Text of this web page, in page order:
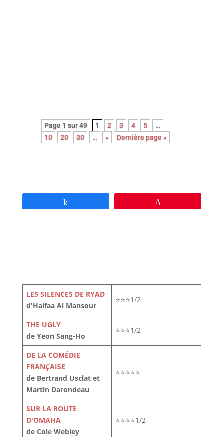
Page 1 sur 49 1 2 3 4 5
…
10
20 30 … » Dernière page »
LES SILENCES DE RYAD
d'Haifaa Al Mansour
⭐⭐⭐1/2
THE UGLY
de Yeon Sang-Ho
⭐⭐⭐1/2
DE LA COMÉDIE
FRANÇAISE
de Bertrand Usclat et
Martin Darondeau
⭐⭐⭐⭐⭐
SUR LA ROUTE
D'OMAHA
de Cole Webley
⭐⭐⭐⭐1/2